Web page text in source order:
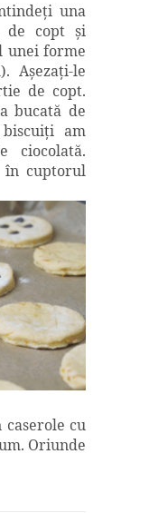
una
de copt şi
unei forme
Aşezaţi-le
de copt.
bucată de
am
ciocolată.
în cuptorul
cu
Oriunde